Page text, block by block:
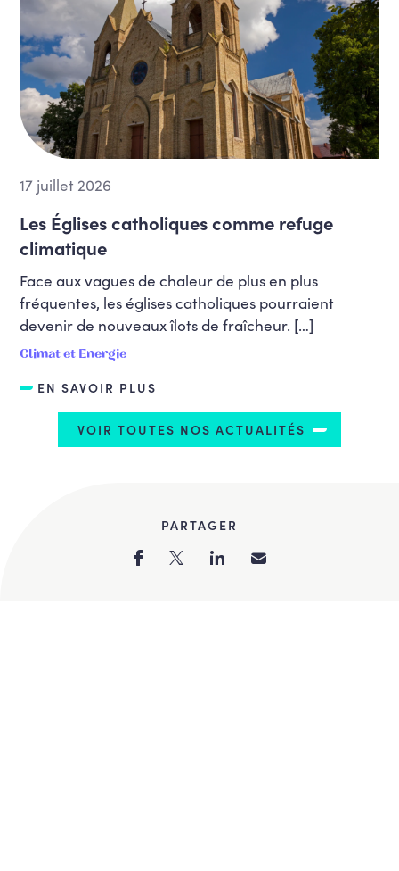
17 juillet 2026
Les Églises catholiques comme refuge
climatique
Face aux vagues de chaleur de plus en plus
fréquentes, les églises catholiques pourraient
devenir de nouveaux îlots de fraîcheur. […]
Climat et Energie
EN SAVOIR PLUS
VOIR TOUTES NOS ACTUALITÉS
PARTAGER